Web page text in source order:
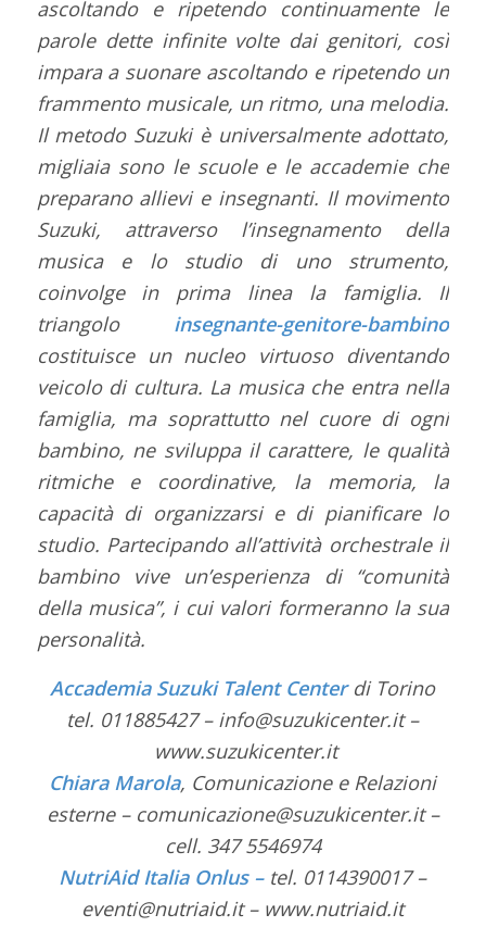
ascoltando e ripetendo continuamente le
parole dette infinite volte dai genitori, così
impara a suonare ascoltando e ripetendo un
frammento musicale, un ritmo, una melodia.
Il metodo Suzuki è universalmente adottato,
migliaia sono le scuole e le accademie che
preparano allievi e insegnanti. Il movimento
Suzuki, attraverso l’insegnamento della
musica e lo studio di uno strumento,
coinvolge in prima linea la famiglia. Il
triangolo insegnante-genitore-bambino
costituisce un nucleo virtuoso diventando
veicolo di cultura. La musica che entra nella
famiglia, ma soprattutto nel cuore di ogni
bambino, ne sviluppa il carattere, le qualità
ritmiche e coordinative, la memoria, la
capacità di organizzarsi e di pianificare lo
studio. Partecipando all’attività orchestrale il
bambino vive un’esperienza di “comunità
della musica”, i cui valori formeranno la sua
personalità.
Accademia Suzuki Talent Center di Torino
tel. 011885427 – info@suzukicenter.it –
www.suzukicenter.it
Chiara Marola, Comunicazione e Relazioni
esterne – comunicazione@suzukicenter.it –
cell. 347 5546974
NutriAid Italia Onlus – tel. 0114390017 –
eventi@nutriaid.it – www.nutriaid.it